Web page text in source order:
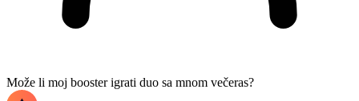
Može li moj booster igrati duo sa mnom večeras?